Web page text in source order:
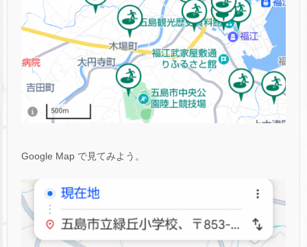
Google Map で見てみよう。